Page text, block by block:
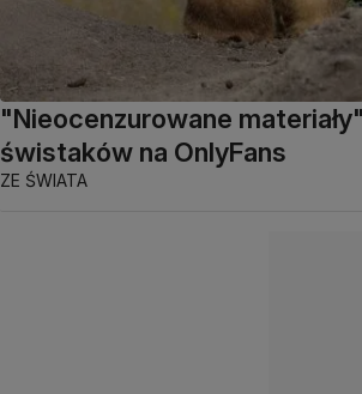
"Nieocenzurowane
świstaków na OnlyFans
ZE ŚWIATA